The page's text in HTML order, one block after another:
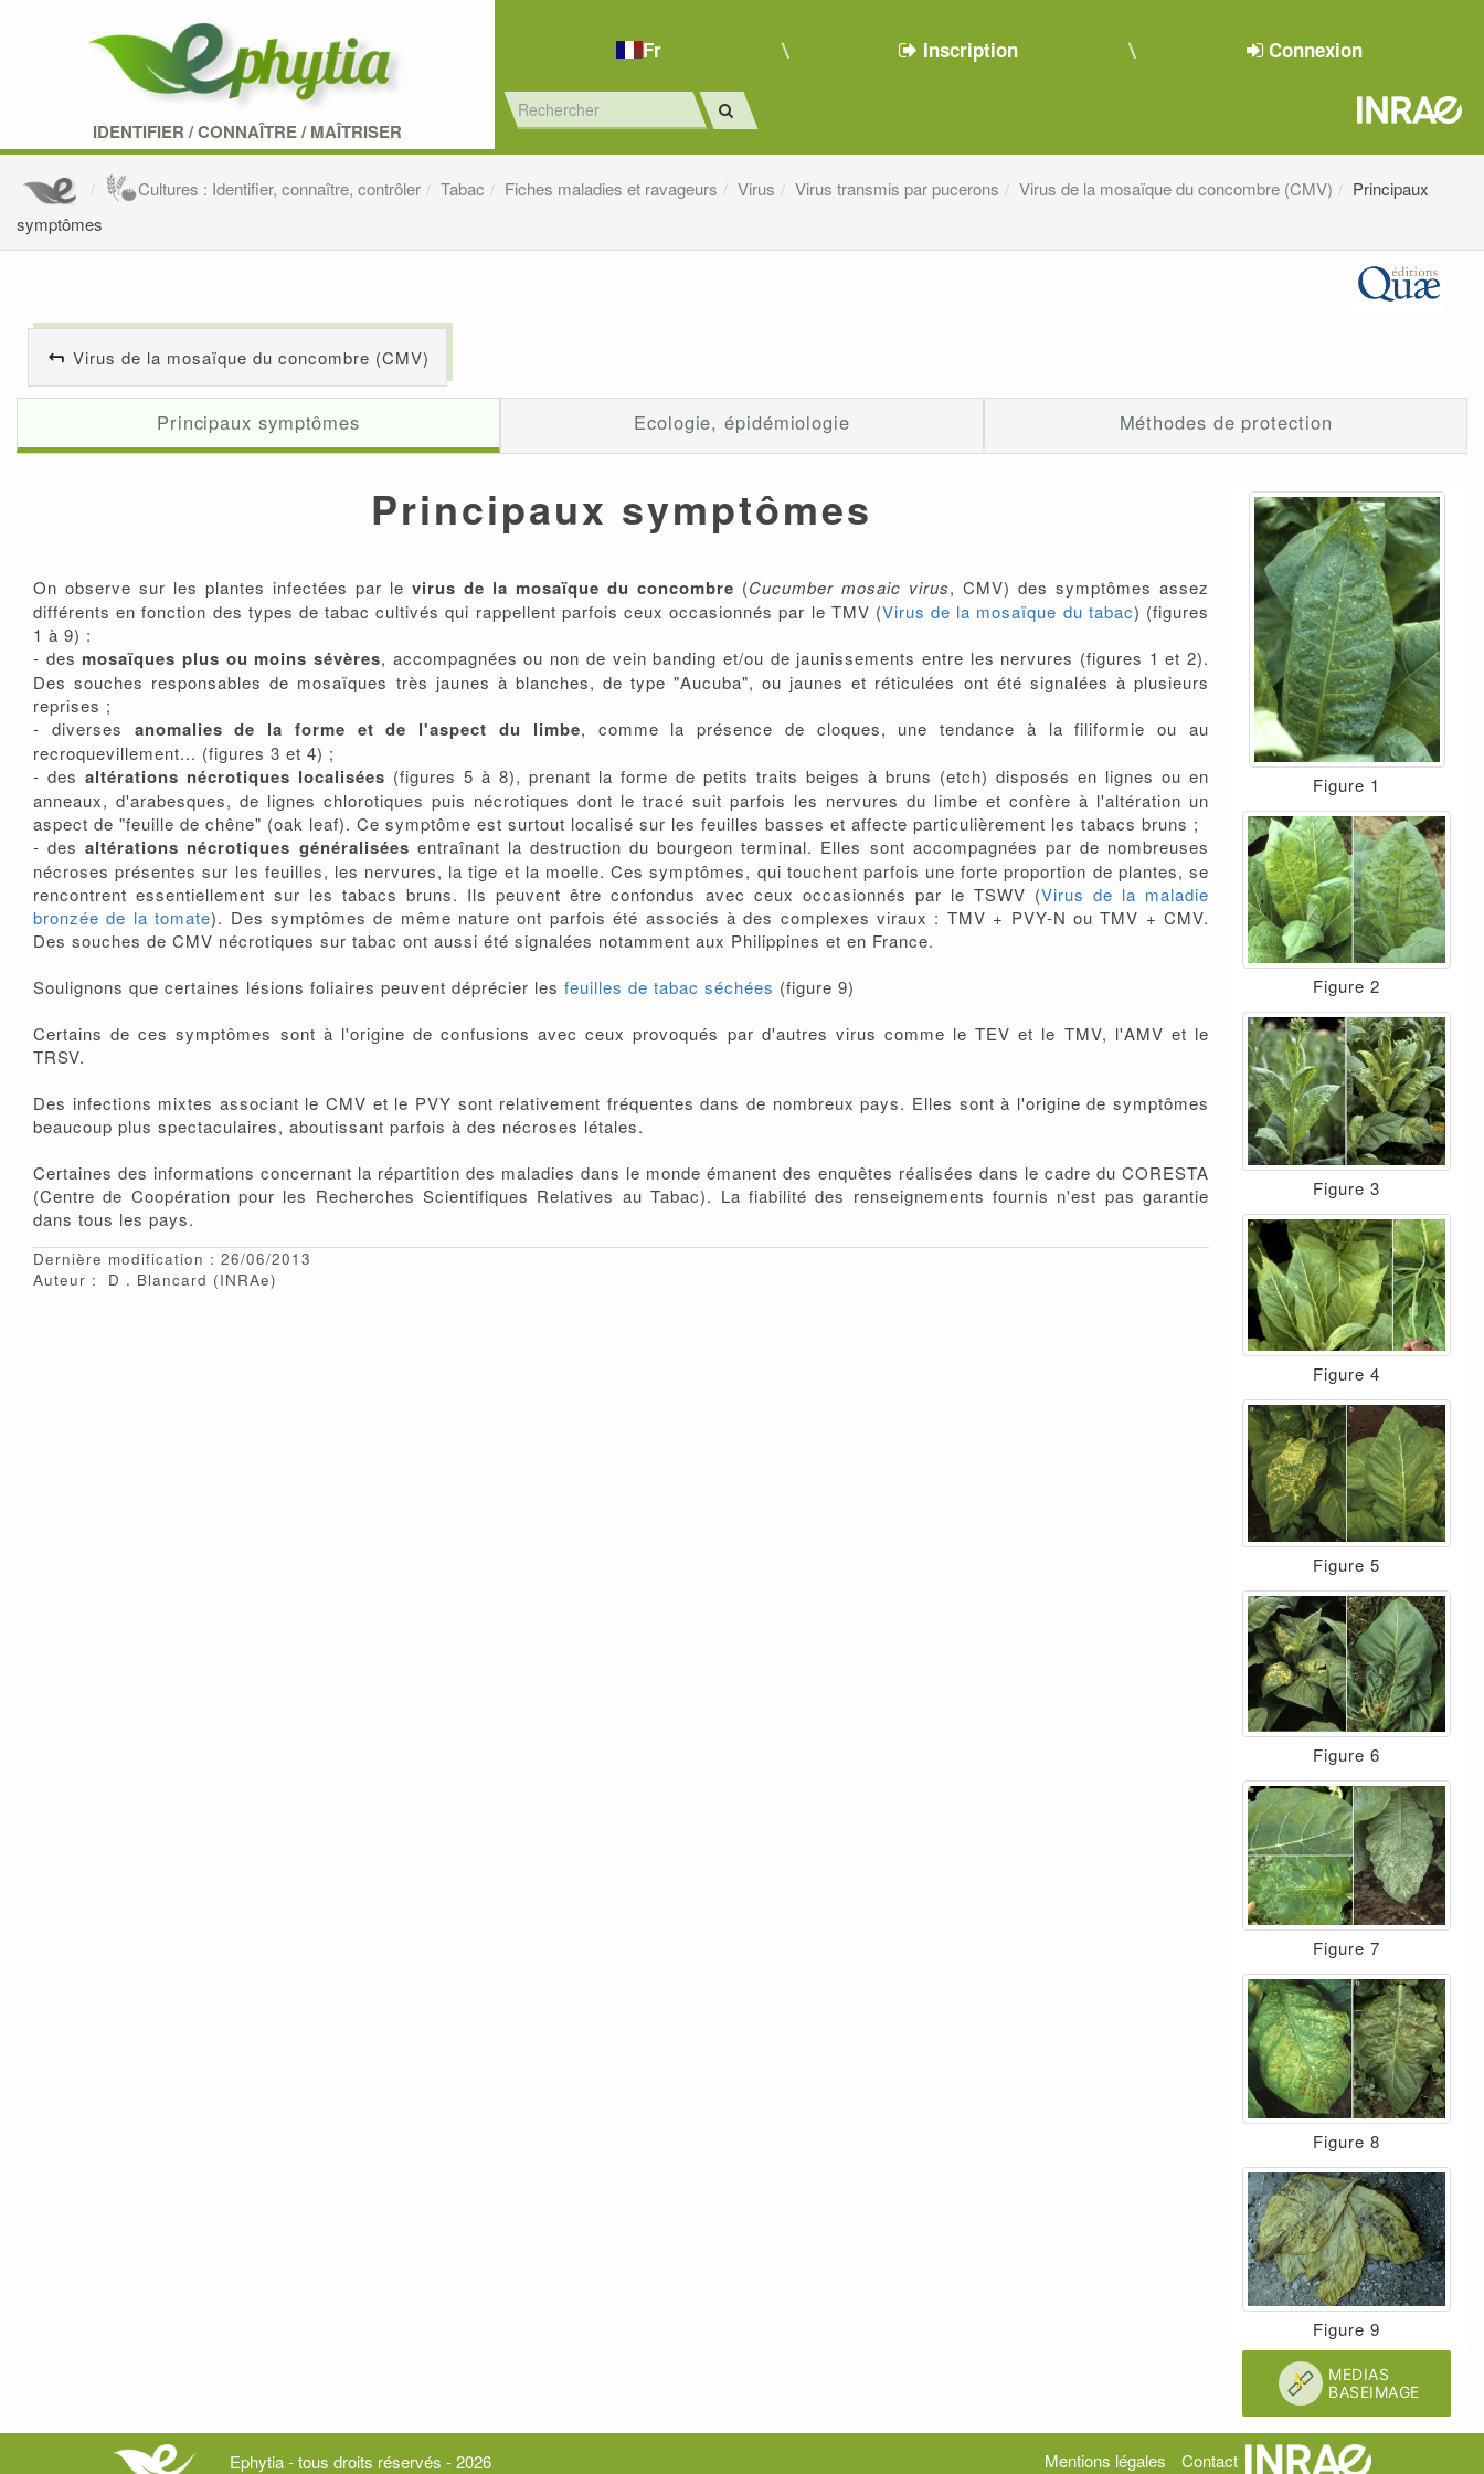
IDENTIFIER /CONNAÎTRE/MAÎTRISER
Fr Inscription Connexion
Cultures : Identifier, connaître, contrôler Tabac Fiches maladies et ravageurs Virus Virus transmis par pucerons Virus de la mosaïque du concombre (CMV)
Principaux
symptômes
Virus de la mosaïque du concombre (CMV)
Principaux symptômes Ecologie, épidémiologie Méthodes de protection
Principaux symptômes
On observe sur les plantes infectées par le virus de la mosaïque du concombre (Cucumber mosaic virus, CMV) des symptômes assez
différents en fonction des types de tabac cultivés qui rappellent parfois ceux occasionnés par le TMV (Virus de la mosaïque du tabac) (figures
1 à 9) :
- des mosaïques plus ou moins sévères, accompagnées ou non de vein banding et/ou de jaunissements entre les nervures (figures 1 et 2).
Des souches responsables de mosaïques très jaunes à blanches, de type "Aucuba", ou jaunes et réticulées ont été signalées à plusieurs
reprises ;
- diverses anomalies de la forme et de l'aspect du limbe, comme la présence de cloques, une tendance à la filiformie ou au
recroquevillement... (figures 3 et 4) ;
- des altérations nécrotiques localisées (figures 5 à 8), prenant la forme de petits traits beiges à bruns (etch) disposés en lignes ou en
anneaux, d'arabesques, de lignes chlorotiques puis nécrotiques dont le tracé suit parfois les nervures du limbe et confère à l'altération un
aspect de "feuille de chêne" (oak leaf). Ce symptôme est surtout localisé sur les feuilles basses et affecte particulièrement les tabacs bruns ;
- desaltérations nécrotiques généralisées entraînant la destruction du bourgeon terminal. Elles sont accompagnées par de nombreuses
nécroses présentes sur les feuilles, les nervures, la tige et la moelle. Ces symptômes, qui touchent parfois une forte proportion de plantes, se
rencontrent essentiellement sur les tabacs bruns. Ils peuvent être confondus avec ceux occasionnés par le TSWV (Virus de la maladie
bronzée de la tomate). Des symptômes de même nature ont parfois été associés à des complexes viraux : TMV + PVY-N ou TMV + CMV.
Des souches de CMV nécrotiques sur tabac ont aussi été signalées notamment aux Philippines et en France.
Soulignons que certaines lésions foliaires peuvent déprécier les feuilles de tabac séchées (figure 9)
Certains de ces symptômes sont à l'origine de confusions avec ceux provoqués par d'autres virus comme le TEV et le TMV, l'AMV et le
TRSV.
Des infections mixtes associant le CMV et le PVY sont relativement fréquentes dans de nombreux pays. Elles sont à l'origine de symptômes
beaucoup plus spectaculaires, aboutissant parfois à des nécroses létales.
Certaines des informations concernant la répartition des maladies dans le monde émanent des enquêtes réalisées dans le cadre du CORESTA
(Centre de Coopération pour les Recherches Scientifiques Relatives au Tabac). La fiabilité des renseignements fournis n'est pas garantie
dans tous les pays.
Dernière modification : 26/06/2013
Auteur :
D Blancard (INRAe)
Figure 1
Figure 2
Figure 3
Figure 4
Figure 5
Figure 6
Figure 7
Figure 8
Figure 9
Ephytia - tous droits réservés - 2026 Mentions légales Contact